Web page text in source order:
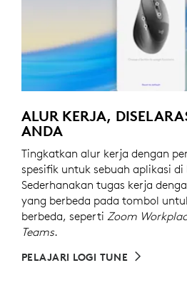
ALUR KERJA,
ANDA
Tingkatkan alur kerja dengan
spesifik untuk sebuah aplikasi di
Sederhanakan tugas kerja
yang berbeda pada tombol
berbeda, seperti Zoom
Teams.
PELAJARI LOGI TUNE